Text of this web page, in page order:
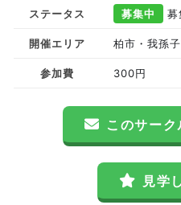
ステータス 募集中 募
開催エリア 柏市・我孫
参加費 300円
このサーク
見学